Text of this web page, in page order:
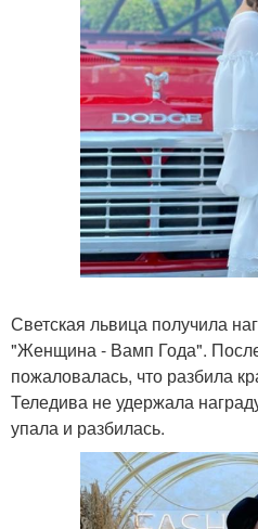
Светская львица получила
"Женщина - Вамп Года".
пожаловалась, что разбила
Теледива не удержала
упала и разбилась.